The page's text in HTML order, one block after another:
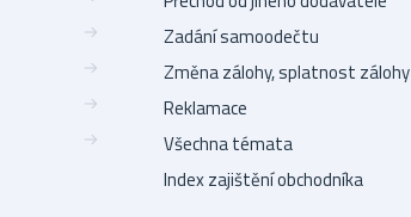
Zadání samoodečtu
Změna zálohy, splatnost zálohy
Reklamace
Všechna témata
Index zajištění obchodníka